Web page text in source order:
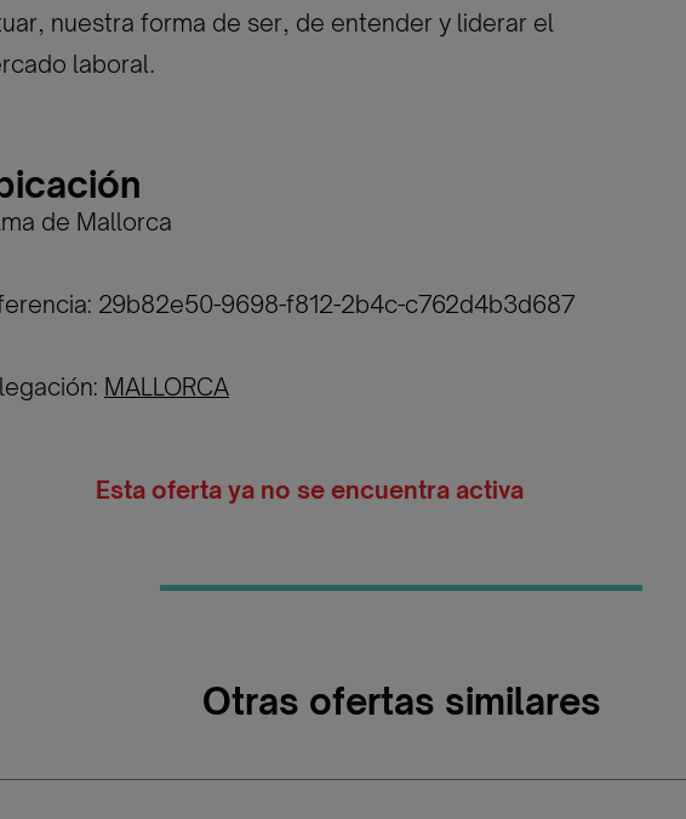
nuestra forma de ser, de entender y liderar el
laboral.
de Mallorca
29b82e50-9698-f812-2b4c-c762d4b3d687
MALLORCA
Esta oferta ya no se encuentra activa
Otras ofertas similares